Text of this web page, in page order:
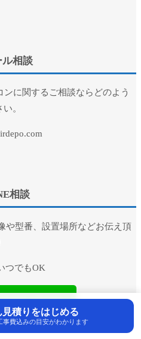
ル相談
に関するご相談ならどのよう
。
相談
や型番、設置場所などお伝え頂
つでもOK
積りをはじめる
事費込みの目安がわかります